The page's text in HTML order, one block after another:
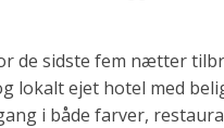
de sidste fem nætter
lokalt ejet hotel med
i både farver,